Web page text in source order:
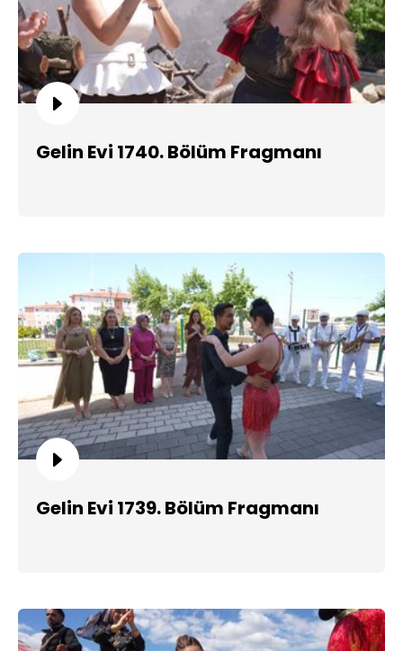
Gelin Evi 1740. Bölüm Fragmanı
Gelin Evi 1739. Bölüm Fragmanı